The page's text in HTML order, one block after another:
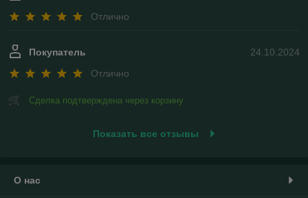
Отлично
24.10.2024
Покупатель
Отлично
Сделка подтверждена через корзину
Показать все отзывы
О нас